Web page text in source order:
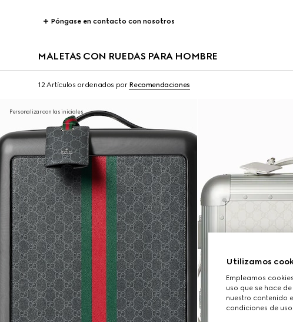
Póngase en contacto con nosotros
MALETAS CON RUEDAS PARA HOMBRE
12 Artículos ordenados por Recomendaciones
Personalizar con las iniciales
Utilizamos
Empleamos
uso que se hace
nuestro contenido
condiciones de uso.